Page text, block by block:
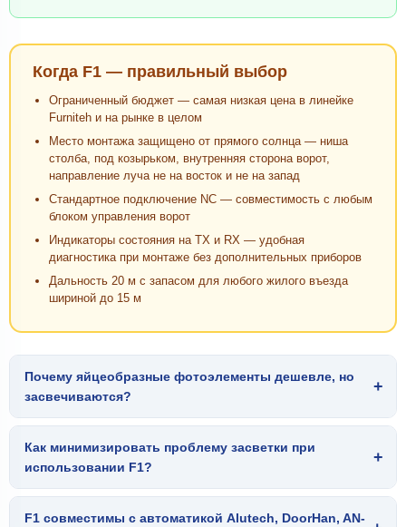
Когда F1 — правильный выбор
Ограниченный бюджет — самая низкая цена в линейке
Furniteh и на рынке в целом
Место монтажа защищено от прямого солнца — ниша
столба, под козырьком, внутренняя сторона ворот,
направление луча не на восток и не на запад
Стандартное подключение NC — совместимость с любым
блоком управления ворот
Индикаторы состояния на TX и RX — удобная
диагностика при монтаже без дополнительных приборов
Дальность 20 м с запасом для любого жилого въезда
шириной до 15 м
Почему яйцеобразные фотоэлементы дешевле, но
засвечиваются?
+
Как минимизировать проблему засветки при
использовании F1?
+
F1 совместимы с автоматикой Alutech, DoorHan, AN-